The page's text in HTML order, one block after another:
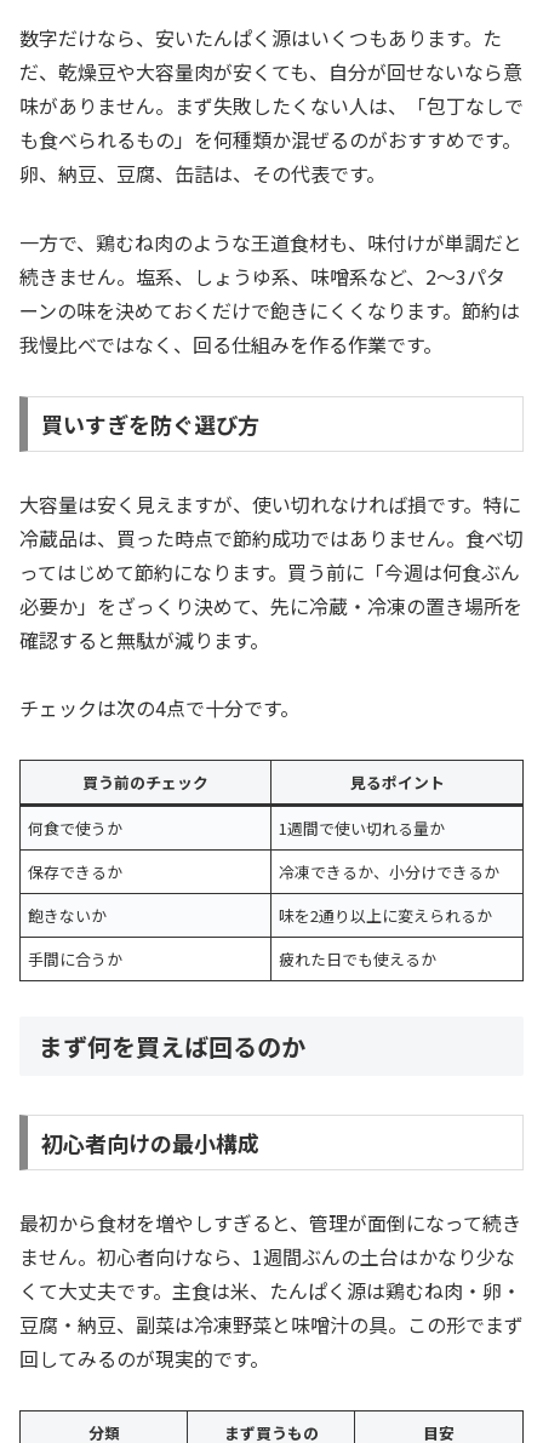
数字だけなら、安いたんぱく源はいくつもあります。た
だ、乾燥豆や大容量肉が安くても、自分が回せないなら意
味がありません。まず失敗したくない人は、「包丁なしで
も食べられるもの」を何種類か混ぜるのがおすすめです。
卵、納豆、豆腐、缶詰は、その代表です。
一方で、鶏むね肉のような王道食材も、味付けが単調だと
続きません。塩系、しょうゆ系、味噌系など、2〜3パタ
ーンの味を決めておくだけで飽きにくくなります。節約は
我慢比べではなく、回る仕組みを作る作業です。
買いすぎを防ぐ選び方
大容量は安く見えますが、使い切れなければ損です。特に
冷蔵品は、買った時点で節約成功ではありません。食べ切
ってはじめて節約になります。買う前に「今週は何食ぶん
必要か」をざっくり決めて、先に冷蔵・冷凍の置き場所を
確認すると無駄が減ります。
チェックは次の4点で十分です。
買う前のチェック
見るポイント
何食で使うか
1週間で使い切れる量か
保存できるか
冷凍できるか、小分けできるか
飽きないか
味を2通り以上に変えられるか
手間に合うか
疲れた日でも使えるか
まず何を買えば回るのか
初心者向けの最小構成
最初から食材を増やしすぎると、管理が面倒になって続き
ません。初心者向けなら、1週間ぶんの土台はかなり少な
くて大丈夫です。主食は米、たんぱく源は鶏むね肉・卵・
豆腐・納豆、副菜は冷凍野菜と味噌汁の具。この形でまず
回してみるのが現実的です。
分類 まず買うもの 目安